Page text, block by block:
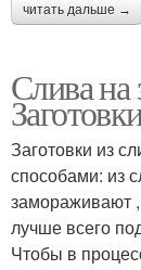
читать дальше →
Слива на
Заготовки из
способами: из
замораживают
лучше всего
Чтобы в